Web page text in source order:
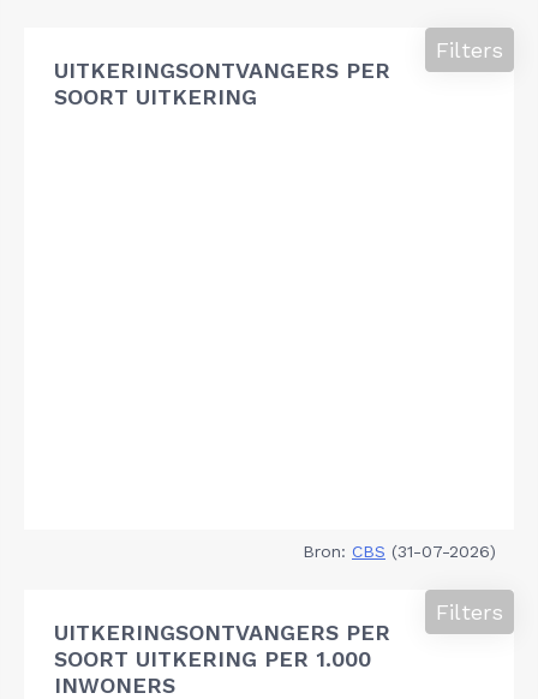
UITKERINGSONTVANGERS PER
SOORT UITKERING
Filters
Bron: CBS (31-07-2026)
UITKERINGSONTVANGERS PER
SOORT UITKERING PER 1.000
INWONERS
Filters